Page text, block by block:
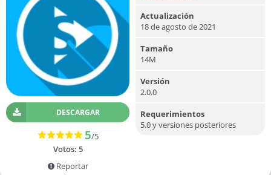
DESCARGAR
5/5
Votos: 5
Reportar
Actualización
18 de agosto de 2021
Tamaño
14M
Versión
2.0.0
Requerimientos
5.0 y versiones posteriores